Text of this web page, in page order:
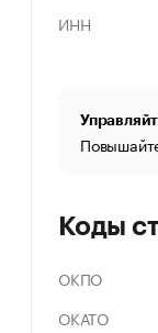
ИНН
Коды
ОКПО
ОКАТО